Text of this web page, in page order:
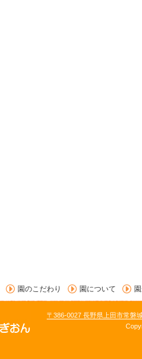
園のこだわり 園について
〒386-0027 長野県上田市常磐